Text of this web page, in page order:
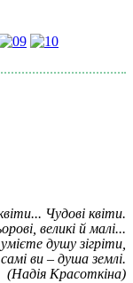
Чудові квіти.
великі й малі...
душу зігріти,
ви – душа землі.
(Надія Красоткіна)